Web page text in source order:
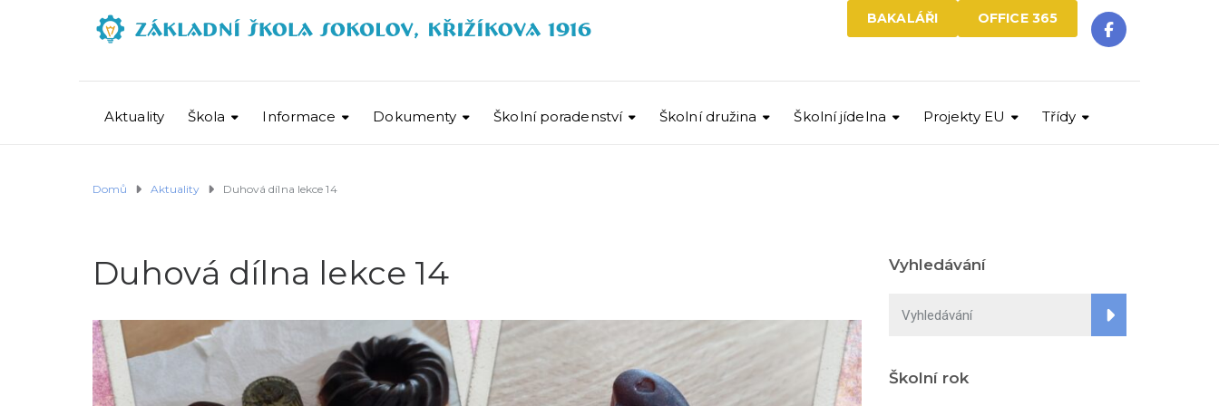
OFFICE 365
BAKALÁŘI
Aktuality Škola Informace Dokumenty Školní poradenství Školní družina Školní jídelna Projekty EU Třídy
Domů Aktuality Duhová dílna lekce 14
Duhová dílna lekce 14 Vyhledávání
Školní rok